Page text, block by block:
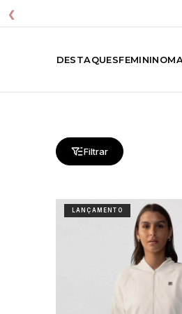
❮
DESTAQUESFEMININO
Filtrar
LANÇAMENTO